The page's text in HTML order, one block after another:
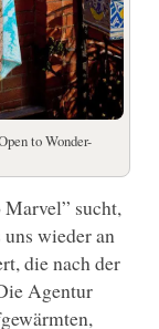
to Wonder-
sucht,
wieder an
die nach der
Agentur